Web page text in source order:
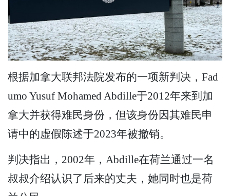
根据加拿大联邦法院发布的一项新判决，Fad
umo Yusuf Mohamed Abdille于2012年来到加
拿大并获得难民身份，但该身份因其难民申
请中的虚假陈述于2023年被撤销。
判决指出，2002年，Abdille在荷兰通过一名
叔叔介绍认识了后来的丈夫，她同时也是荷